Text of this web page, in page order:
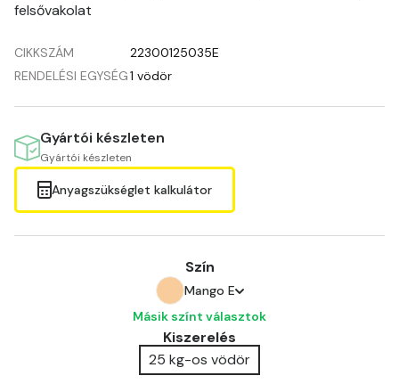
felsővakolat
CIKKSZÁM
22300125035E
RENDELÉSI EGYSÉG1 vödör
Gyártói készleten
Gyártói készleten
Anyagszükséglet kalkulátor
Szín
Mango E
Amber E
Anticred E
Másik színt választok
Kiszerelés
25 kg-os vödör